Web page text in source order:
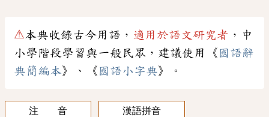
⚠本典收錄古今用語， 適用於語文研究者 ，中
小學階段學習與一般民眾，建議使用《 國語辭
典簡編本》、《 國語小字典》。
注 音
漢語拼音